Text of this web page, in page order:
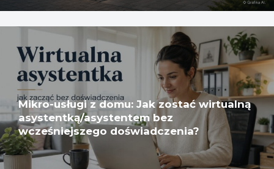
Mikro-usługi z domu: Jak zostać wirtualną
asystentką/asystentem bez
wcześniejszego doświadczenia?